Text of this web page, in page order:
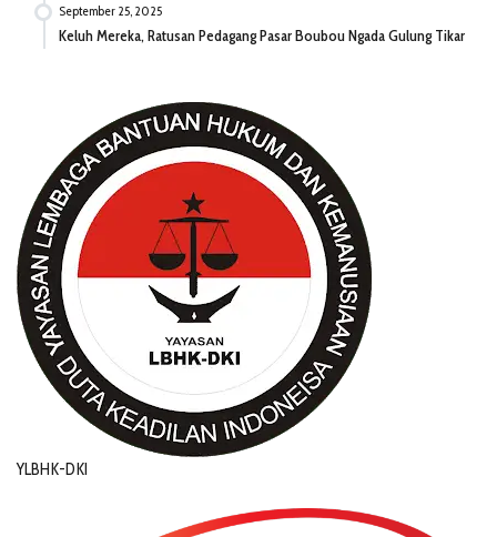
September 25, 2025
Keluh Mereka, Ratusan Pedagang Pasar Boubou Ngada Gulung Tikar
YLBHK-DKI